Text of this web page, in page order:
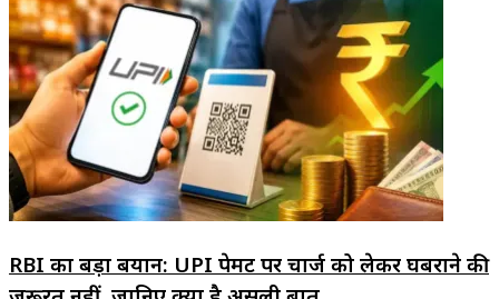
RBI का बड़ा बयान: UPI पेमेंट पर चार्ज को लेकर घबराने की